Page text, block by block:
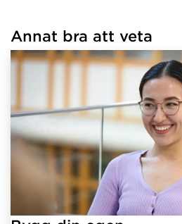
hämtat länkar.
Annat bra att veta